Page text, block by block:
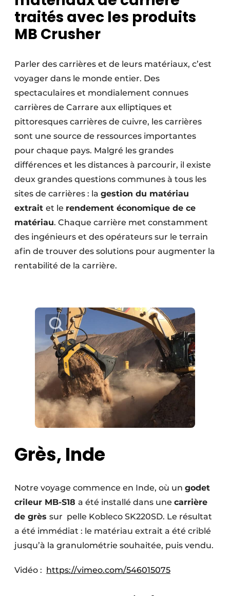
Contrôle d’accès
Éclairage
Fondations
Façades
Géotextiles
Infrastructures souterraines et égouttage
Protection solaire
Rénovation
Sécurité incendie
Software
Techniques ferroviaires
Travaux ferroviaires
traités avec les produits
MB Crusher
Parler des carrières et de leurs matériaux, c’est
voyager dans le monde entier. Des
spectaculaires et mondialement connues
carrières de Carrare aux elliptiques et
pittoresques carrières de cuivre, les carrières
sont une source de ressources importantes
pour chaque pays. Malgré les grandes
différences et les distances à parcourir, il existe
deux grandes questions communes à tous les
sites de carrières : la gestion du matériau
extrait et le rendement économique de ce
matériau. Chaque carrière met constamment
des ingénieurs et des opérateurs sur le terrain
afin de trouver des solutions pour augmenter la
rentabilité de la carrière.
Grès, Inde
Notre voyage commence en Inde, où un godet
crileur MB-S18 a été installé dans une carrière
de grès sur pelle Kobleco SK220SD. Le résultat
a été immédiat : le matériau extrait a été criblé
jusqu’à la granulométrie souhaitée, puis vendu.
Vidéo : https://vimeo.com/546015075